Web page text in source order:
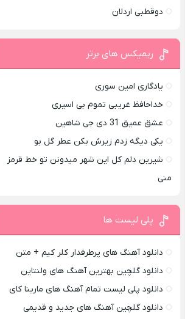
دوقطبی اردلان
ریمیکس های برتر
یادگاری امین سوری
خداحافظ غریبی تموم بی اسیری
عشق عمیق 31 دی جی شاهین
یکی دیگه زدم زیرش بکن عطر گل بو
شیرین دلم کل این شهر میدونن تو خط قرمز
منی
پلی لیست ها
دانلود آهنگ های پرطرفدار کلر کیم + متن
دانلود گلچین بهترین آهنگ های ولنتاین
دانلود پلی لیست تمام آهنگ های مارینا کای
دانلود گلچین آهنگ های جدید و قدیمی